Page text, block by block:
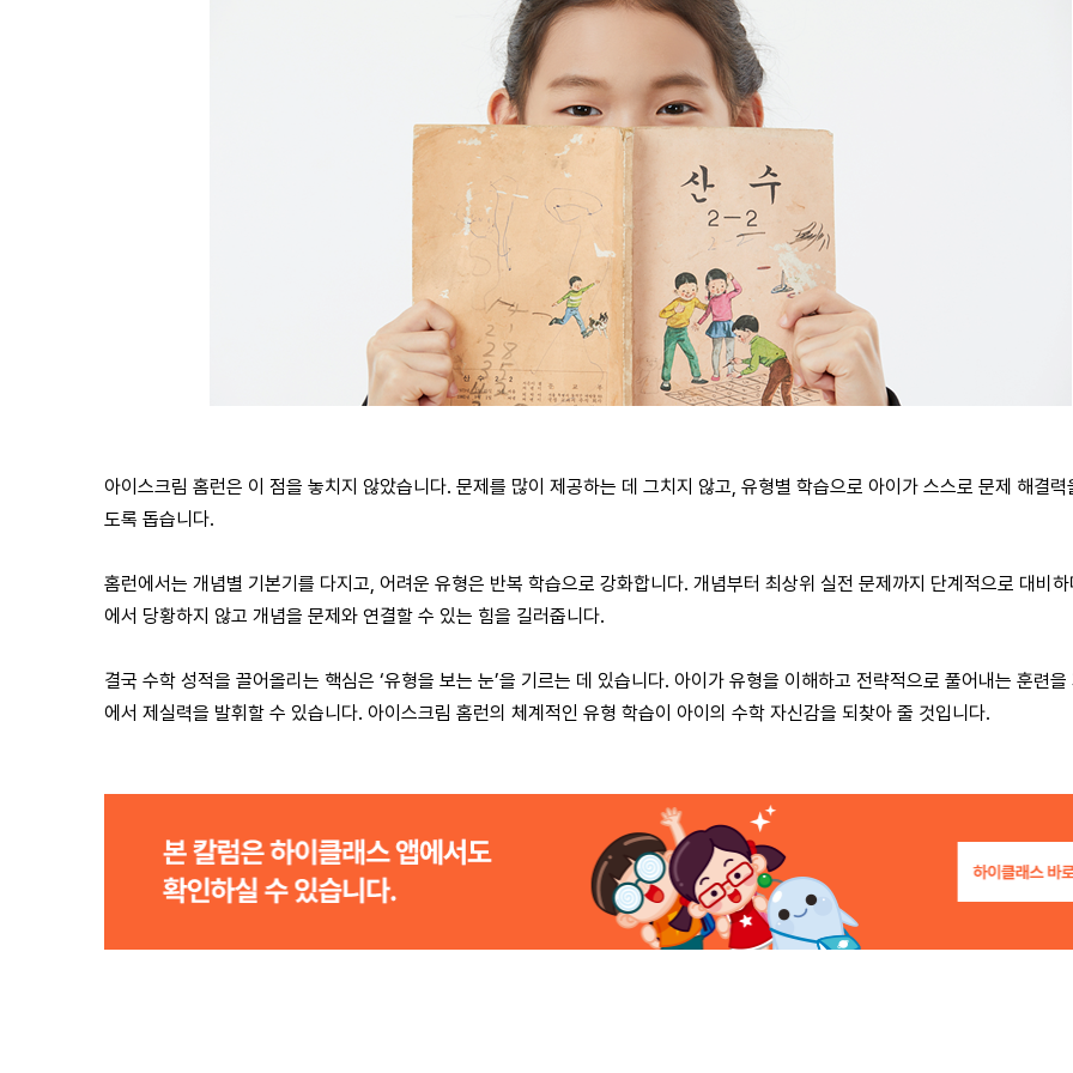
아이스크림 홈런은 이 점을 놓치지 않았습니다. 문제를 많이 제공하는 데 그치지 않고, 유형별 학습으로 아이가 스스로 문제 해결력
도록 돕습니다.
홈런에서는 개념별 기본기를 다지고, 어려운 유형은 반복 학습으로 강화합니다. 개념부터 최상위 실전 문제까지 단계적으로 대비
에서 당황하지 않고 개념을 문제와 연결할 수 있는 힘을 길러줍니다.
결국 수학 성적을 끌어올리는 핵심은 ‘유형을 보는 눈’을 기르는 데 있습니다. 아이가 유형을 이해하고 전략적으로 풀어내는 훈련
에서 제실력을 발휘할 수 있습니다. 아이스크림 홈런의 체계적인 유형 학습이 아이의 수학 자신감을 되찾아 줄 것입니다.